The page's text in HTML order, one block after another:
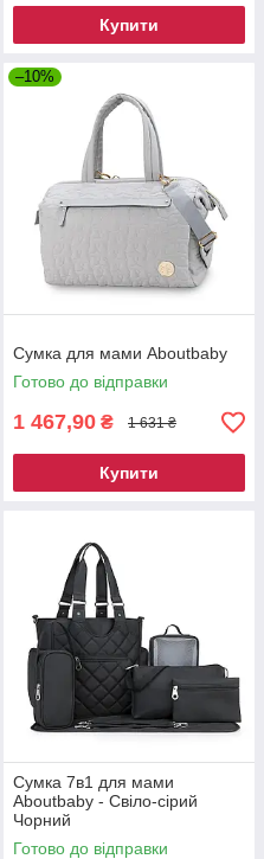
Купити
–10%
Сумка для мами Aboutbaby
Готово до відправки
1 467,90 ₴ 1 631 ₴
Купити
Сумка 7в1 для мами
Aboutbaby - Свіло-сірий
Чорний
Готово до відправки